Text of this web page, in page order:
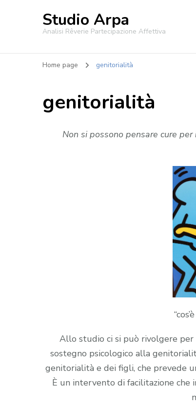
Studio Arpa
Analisi Rêverie Partecipazione Affettiva
Home page genitorialità
genitorialità
Non si possono pensare cure
Allo studio ci si può rivolgere
sostegno psicologico alla
genitorialità e dei figli, che prevede
È un intervento di facilitazione che